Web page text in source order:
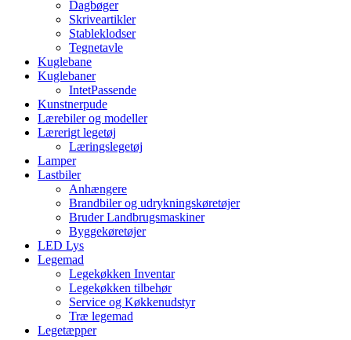
Dagbøger
Skriveartikler
Stableklodser
Tegnetavle
Kuglebane
Kuglebaner
IntetPassende
Kunstnerpude
Lærebiler og modeller
Lærerigt legetøj
Læringslegetøj
Lamper
Lastbiler
Anhængere
Brandbiler og udrykningskøretøjer
Bruder Landbrugsmaskiner
Byggekøretøjer
LED Lys
Legemad
Legekøkken Inventar
Legekøkken tilbehør
Service og Køkkenudstyr
Træ legemad
Legetæpper